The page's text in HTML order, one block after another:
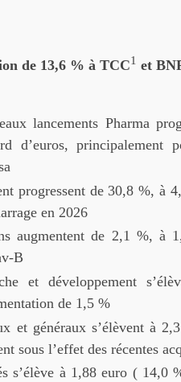
de 13,6 % à TCC1 et
lancements Pharma
d’euros, principalement
progressent de 30,8 %, à
en 2026
augmentent de 2,1 %, à
B
et développement
de 1,5 %
et généraux s’élèvent à
sous l’effet des récentes
s’élève à 1,88 euro ( 14,0